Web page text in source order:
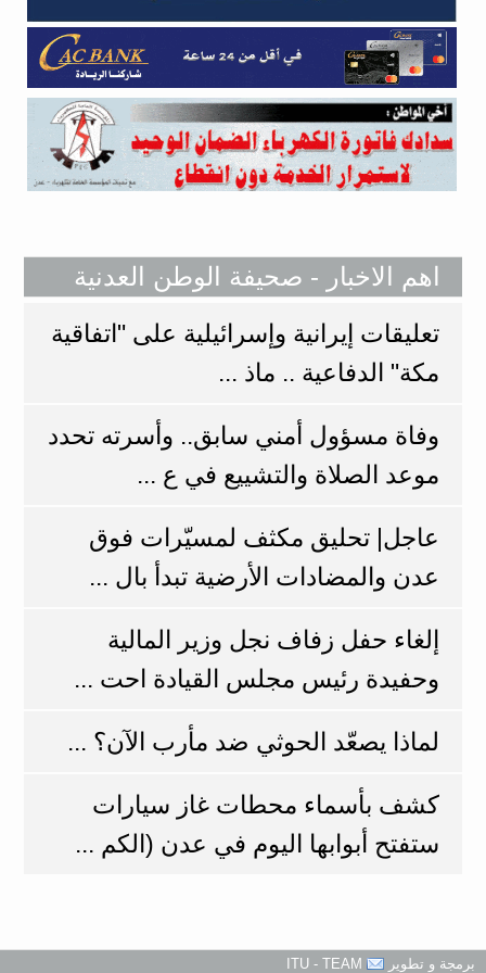
اهم الاخبار - صحيفة الوطن العدنية
تعليقات إيرانية وإسرائيلية على "اتفاقية
مكة" الدفاعية .. ماذ ...
وفاة مسؤول أمني سابق.. وأسرته تحدد
موعد الصلاة والتشييع في ع ...
عاجل| تحليق مكثف لمسيّرات فوق
عدن والمضادات الأرضية تبدأ بال ...
إلغاء حفل زفاف نجل وزير المالية
وحفيدة رئيس مجلس القيادة احت ...
لماذا يصعّد الحوثي ضد مأرب الآن؟ ...
كشف بأسماء محطات غاز سيارات
ستفتح أبوابها اليوم في عدن (الكم ...
برمجة و تطوير ITU - TEAM